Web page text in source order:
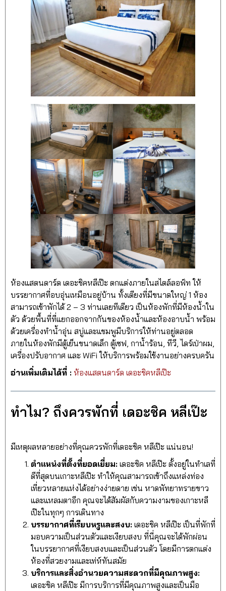
ห้องแสตนดาร์ด เดอะชิคหลีเป๊ะ ตกแต่งภายในสไตล์ลอฟ์ท ให้
บรรยากาศที่อบอุ่นเหมือนอยู่บ้าน ทั้งเตียงที่มีขนาดใหญ่ 1 ห้อง
สามารถเข้าพักได้ 2 – 3 ท่านเลยทีเดียว เป็นห้องพักที่มีห้องน้ำใน
ตัว ด้วยพื้นที่ที่แยกออกจากกันของห้องน้ำและห้องอาบน้ำ พร้อม
ด้วยเครื่องทำน้ำอุ่น สบู่และแชมพูมีบริการให้ท่านอยู่ตลอด
ภายในห้องพักมีตู้เย็นขนาดเล็ก ตู้เซฟ, กาน้ำร้อน, ทีวี, ไดร์เป่าผม,
เครื่องปรับอากาศ และ WiFi ให้บริการพร้อมใช้งานอย่างครบครัน
อ่านเพิ่มเติมได้ที่ : ห้องแสตนดาร์ด เดอะชิคหลีเป๊ะ
ทำไม? ถึงควรพักที่ เดอะชิค หลีเป๊ะ
มีเหตุผลหลายอย่างที่คุณควรพักที่เดอะชิค หลีเป๊ะ แน่นอน!
ตำแหน่งที่ตั้งที่ยอดเยี่ยม: เดอะชิค หลีเป๊ะ ตั้งอยู่ในทำเลที่
ดีที่สุดบนเกาะหลีเป๊ะ ทำให้คุณสามารถเข้าถึงแหล่งท่อง
เที่ยวหลายแห่งได้อย่างง่ายดาย เช่น หาดพัทยาทรายขาว
และแหลมตาอีก คุณจะได้สัมผัสกับความงามของเกาะหลี
เป๊ะในทุกๆ การเดินทาง
บรรยากาศที่เรียบหรูและสงบ: เดอะชิค หลีเป๊ะ เป็นที่พักที่
มอบความเป็นส่วนตัวและเงียบสงบ ที่นี่คุณจะได้พักผ่อน
ในบรรยากาศที่เงียบสงบและเป็นส่วนตัว โดยมีการตกแต่ง
ห้องที่สวยงามและเท่ห์ทันสมัย
บริการและสิ่งอำนวยความสะดวกที่มีคุณภาพสูง:
เดอะชิค หลีเป๊ะ มีการบริการที่มีคุณภาพสูงและเป็นมือ